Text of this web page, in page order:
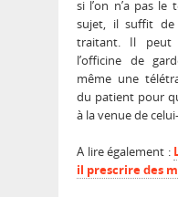
si l’on n’a pas le
sujet, il suffit de
traitant. Il peut
l’officine de
même une
du patient pour
à la venue de
A lire également :
il prescrire des